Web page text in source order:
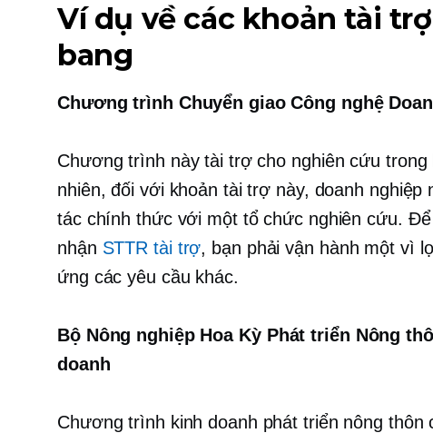
Ví dụ về các khoản tài
bang
Chương trình Chuyển giao Công nghệ
Chương trình này tài trợ cho nghiên cứu trong
nhiên, đối với khoản tài trợ này, doanh nghiệp
tác chính thức với một tổ chức nghiên cứu. Để
nhận STTR tài trợ, bạn phải vận hành một vì
ứng các yêu cầu khác.
Bộ Nông nghiệp Hoa Kỳ Phát triển Nông
doanh
Chương trình kinh doanh phát triển nông thôn